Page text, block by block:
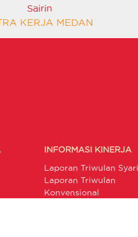
Sairin
KERJA MEDAN
INFORMASI KINERJA
Laporan Triwulan
Laporan Triwulan
Konvensional